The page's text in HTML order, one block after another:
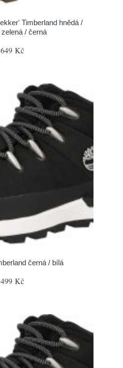
Timberland hnědá /
/ černá
Kč
černá / bílá
Kč